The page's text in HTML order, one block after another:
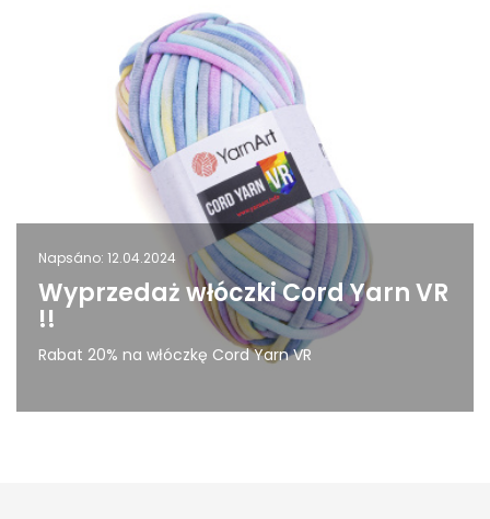
Napsáno: 12.04.2024
Wyprzedaż włóczki Cord Yarn VR
!!
Rabat 20% na włóczkę Cord Yarn VR